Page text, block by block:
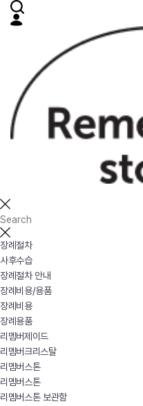
장례절차
사후수습
장례절차 안내
장례비용/용품
장례비용
장례용품
리멤버제이드
리멤버크리스탈
리멤버스톤
리멤버스톤
리멤버스톤 보관함